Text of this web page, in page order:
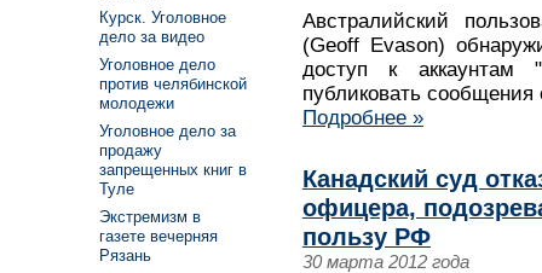
Австралийский
(Geoff Evason)
доступ к аккаунтам
публиковать
Подробнее »
Канадский суд
офицера,
пользу РФ
30 марта 2012 года
Курск. Уголовное
дело за видео
Уголовное дело
против челябинской
молодежи
Уголовное дело за
продажу
запрещенных книг в
Туле
Экстремизм в
газете вечерняя
Рязань